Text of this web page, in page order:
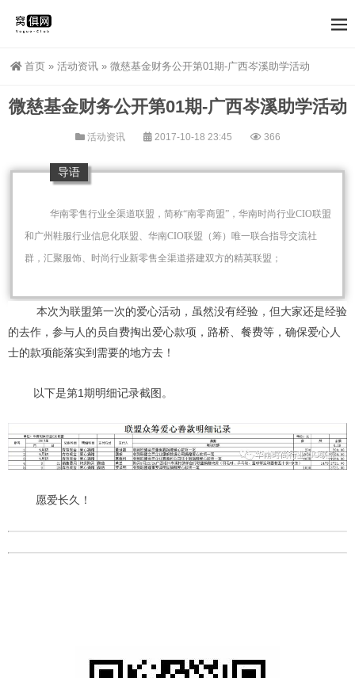
首页 » 活动资讯 » 微慈基金财务公开第01期-广西岑溪助学活动
微慈基金财务公开第01期-广西岑溪助学活动
活动资讯 2017-10-18 23:45 366
导语
华南零售行业全渠道联盟，简称“南零商盟”，华南时尚行业CIO联盟
和广州鞋服行业信息化联盟、华南CIO联盟（筹）唯一联合指导交流社
群，汇聚服饰、时尚行业新零售全渠道搭建双方的精英联盟；
本次为联盟第一次的爱心活动，虽然没有经验，但大家还是经验
的去作，参与人的员自费掏出爱心款项，路桥、餐费等，确保爱心人
士的款项能落实到需要的地方去！
以下是第1期明细记录截图。
愿爱长久！